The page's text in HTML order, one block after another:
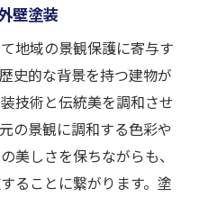
壁塗装
地域の景観保護に寄与す
史的な背景を持つ建物が
技術と伝統美を調和させ
の景観に調和する色彩や
美しさを保ちながらも、
ることに繋がります。塗